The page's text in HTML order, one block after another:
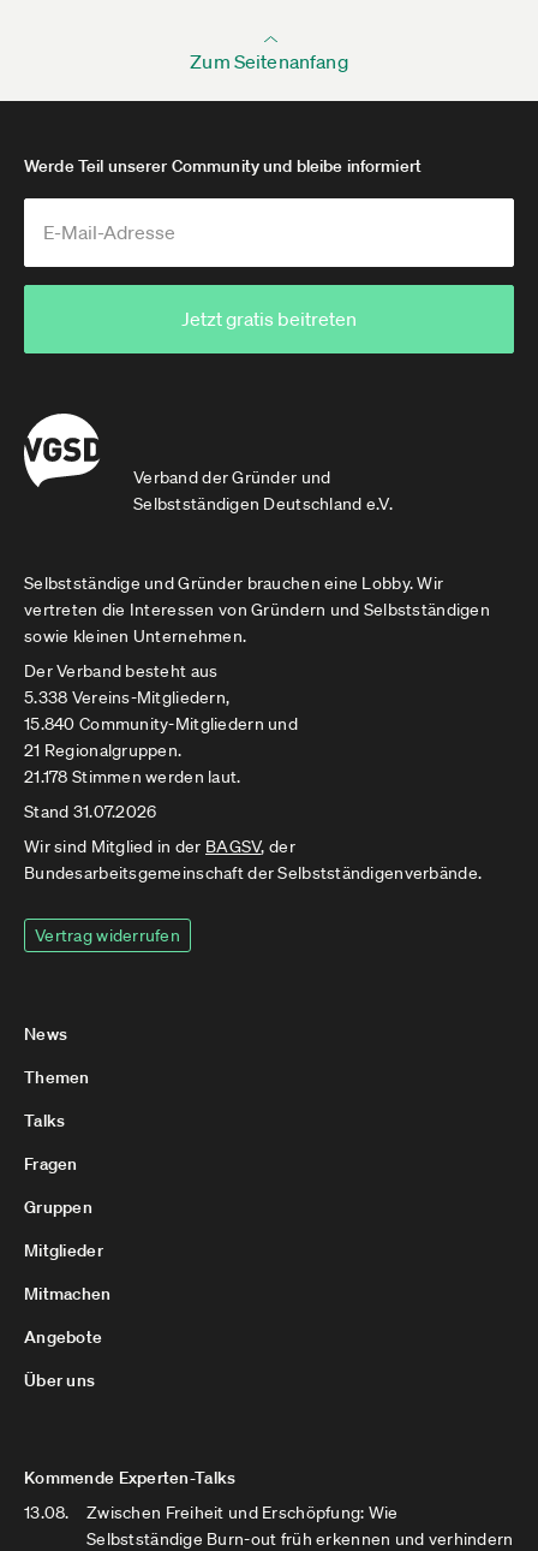
Zum Seitenanfang
Verband der Gründer und
Selbstständigen Deutschland e.V.
Werde Teil unserer Community und bleibe informiert
Jetzt gratis beitreten
Selbstständige und Gründer brauchen eine Lobby. Wir
vertreten die Interessen von Gründern und Selbstständigen
sowie kleinen Unternehmen.
Der Verband besteht aus
5.338 Vereins-Mitgliedern,
15.840 Community-Mitgliedern und
21 Regionalgruppen.
21.178 Stimmen werden laut.
Stand 31.07.2026
Wir sind Mitglied in der BAGSV, der
Bundesarbeitsgemeinschaft der Selbstständigenverbände.
Vertrag widerrufen
News
Themen
Talks
Fragen
Gruppen
Mitglieder
Mitmachen
Angebote
Über uns
Kommende Experten-Talks
13.08.
Zwischen Freiheit und Erschöpfung: Wie
Selbstständige Burn-out früh erkennen und verhindern